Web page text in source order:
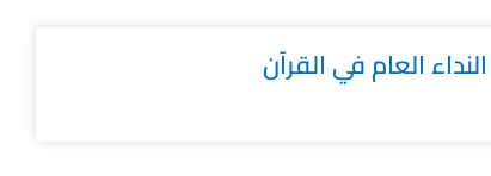
النداء العام في القرآن